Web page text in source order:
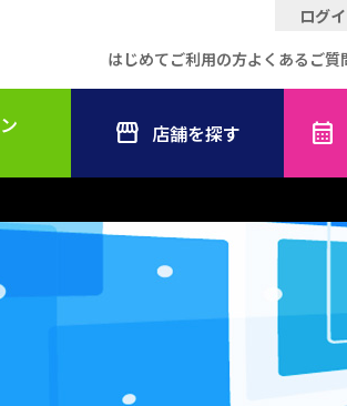
ログ
はじめてご利用の方よくあるご質
店舗を探す